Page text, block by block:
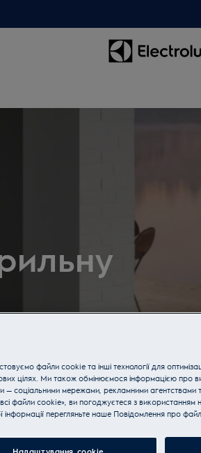
обходиться жодна сучасна
багатофункціональні та
зробити процес приготування
варильну поверхню?
файли cookie та інші технології для
цілях. Ми також обмінюємося інформацією про
— соціальними мережами, рекламними агентствами
файли cookie», ви погоджуєтеся з
інформації перегляньте наше Пoвідомлення прo